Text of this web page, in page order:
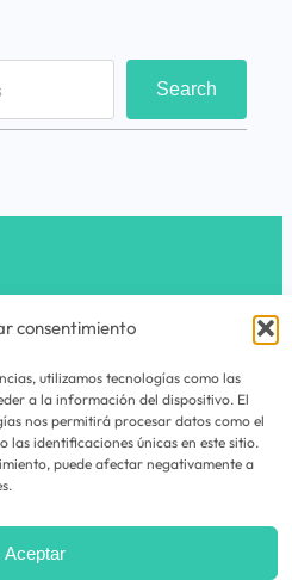
consentimiento
utilizamos tecnologías como las
a la información del dispositivo. El
nos permitirá procesar datos como el
las identificaciones únicas en este sitio.
puede afectar negativamente a
Aceptar
Search
Instagram
un espacio de viajes,
guías y cuadernos de
nunca dejan de